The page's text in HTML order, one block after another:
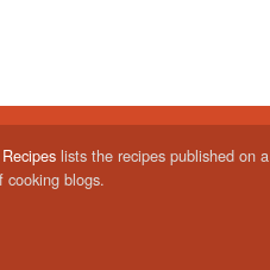
lists the recipes published on a
cooking blogs.